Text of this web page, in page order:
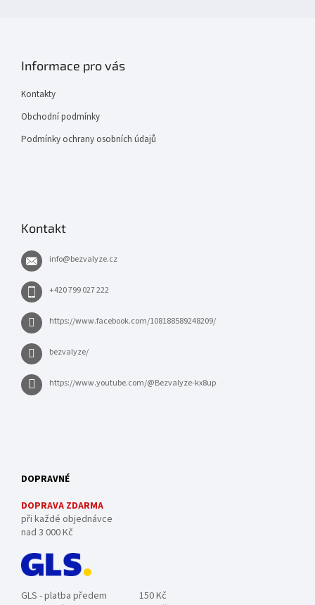
Informace pro vás
Kontakty
Obchodní podmínky
Podmínky ochrany osobních údajů
Kontakt
info@bezvalyze.cz
+420 799 027 222
https://www.facebook.com/108188589248209/
bezvalyze/
https://www.youtube.com/@Bezvalyze-kx8up
DOPRAVNÉ
DOPRAVA ZDARMA
při každé objednávce
nad 3 000 Kč
GLS - platba předem
150 Kč